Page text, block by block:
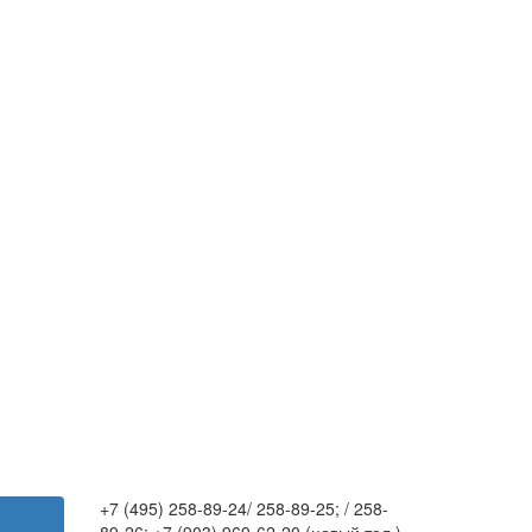
+7 (495) 258-89-24/ 258-89-25; / 258-